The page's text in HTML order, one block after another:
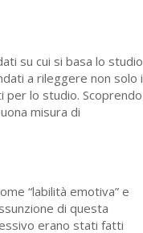
su cui si basa lo studio
a rileggere non solo i
per lo studio. Scoprendo
misura di
“labilità emotiva” e
di questa
erano stati fatti